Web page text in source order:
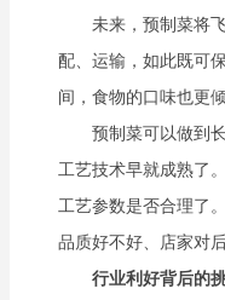
未来，预制菜将
配、运输，如此既可
间，食物的口味也更
预制菜可以做到
工艺技术早就成熟了
工艺参数是否合理了
品质好不好、店家对
行业利好背后的